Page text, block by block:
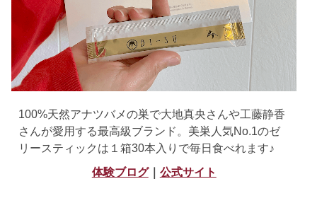
100%天然アナツバメの巣で大地真央さんや工藤静香
さんが愛用する最高級ブランド。美巣人気No.1のゼ
リースティックは１箱30本入りで毎日食べれます♪
体験ブログ｜ 公式サイト